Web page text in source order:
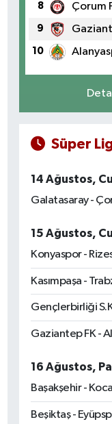
8 Çorum
9
10
Süper
14 Ağustos,
Galatasaray -
15 Ağustos,
Konyaspor -
Kasımpaşa -
Gençlerbirliği
Gaziantep FK -
16 Ağustos,
Başakşehir -
Beşiktaş -